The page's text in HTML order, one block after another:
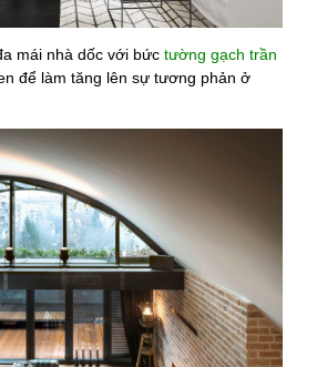
mái nhà dốc với bức tường gạch trần
để làm tăng lên sự tương phản ở